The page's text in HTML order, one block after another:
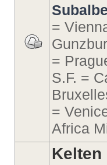
=
=
S.F. =
=
Africa
Kelten